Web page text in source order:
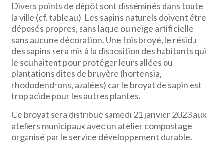
Divers points de dépôt sont disséminés dans toute
la ville (cf. tableau). Les sapins naturels doivent être
déposés propres, sans laque ou neige artificielle
sans aucune décoration. Une fois broyé, le résidu
des sapins sera mis à la disposition des habitants qui
le souhaitent pour protéger leurs allées ou
plantations dites de bruyère (hortensia,
rhododendrons, azalées) car le broyat de sapin est
trop acide pour les autres plantes.
Ce broyat sera distribué samedi 21 janvier 2023 aux
ateliers municipaux avec un atelier compostage
organisé par le service développement durable.